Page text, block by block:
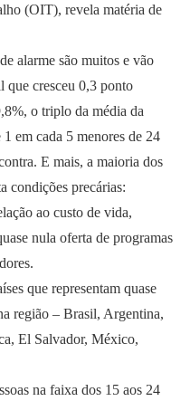
(OIT), revela matéria de
alarme são muitos e vão
que cresceu 0,3 ponto
o triplo da média da
em cada 5 menores de 24
E mais, a maioria dos
condições precárias:
ao custo de vida,
nula oferta de programas
que representam quase
região – Brasil, Argentina,
El Salvador, México,
na faixa dos 15 aos 24